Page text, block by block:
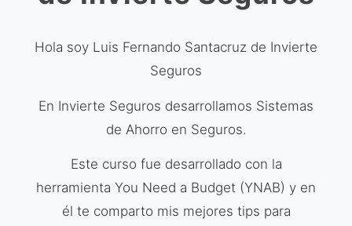
Hola soy Luis Fernando Santacruz de Invierte
Seguros
En Invierte Seguros desarrollamos Sistemas
de Ahorro en Seguros.
Este curso fue desarrollado con la
herramienta You Need a Budget (YNAB) y en
él te comparto mis mejores tips para